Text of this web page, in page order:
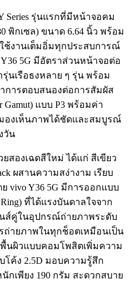
Series รุ่นแรกที่มีหน้าจอคม
พิกเซล) ขนาด 6.64 นิ้ว พร้อม
ช้งานเต็มอิ่มทุกประสบการณ์
5G มีอัตราส่วนหน้าจอต่อ
รุ่นเรือธงหลาย ๆ รุ่น พร้อม
การตอบสนองต่อการสัมผัส
แบบ P3 พร้อมค่า
องเห็นภาพได้ชัดและสมบูรณ์
วัน
สองเฉดสีใหม่ ได้แก่ สีเขียว
ผสานความสง่างาม เรียบ
vivo Y36 5G มีการออกแบบ
ที่ได้แรงบันดาลใจจาก
ส์คู่ในอุปกรณ์ถ่ายภาพระดับ
ายภาพในทุกช็อตเหมือนเป็น
นผิวแบบคอมโพสิตเพิ่มความ
ค้ง 2.5D มอบความรู้สึก
เพียง 190 กรัม สะดวกสบาย